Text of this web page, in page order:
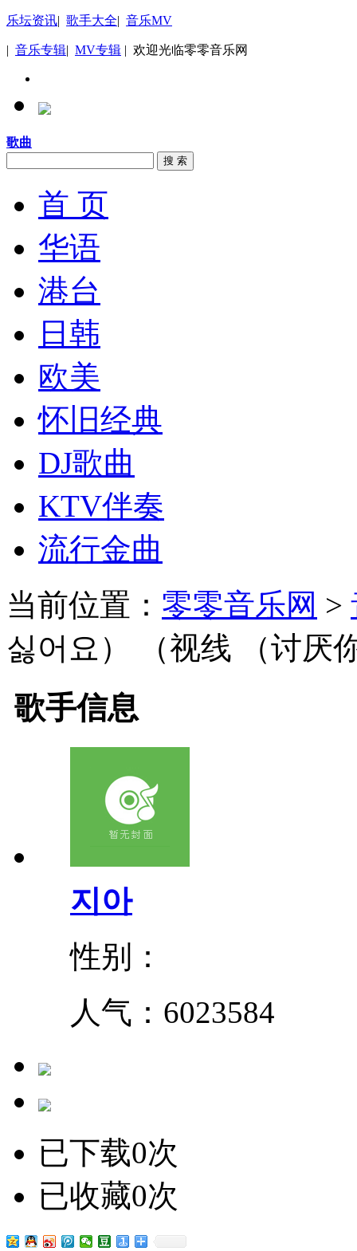
乐坛资讯| 歌手大全| 音乐MV
| 音乐专辑| MV专辑 | 欢迎光临零零音乐网
歌曲
搜 索
首 页
华语
港台
日韩
欧美
怀旧经典
DJ歌曲
KTV伴奏
流行金曲
当前位置： 零零音乐网 >
싫어요） （视线 （讨厌
歌手信息
지아
性别：
人气： 6023584
已下载0次
已收藏0次